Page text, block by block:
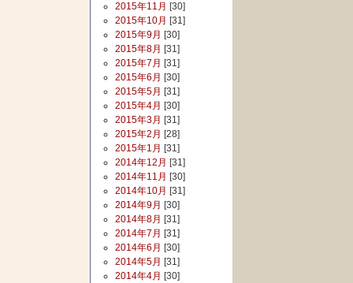
2015年11月 [30]
2015年10月 [31]
2015年9月 [30]
2015年8月 [31]
2015年7月 [31]
2015年6月 [30]
2015年5月 [31]
2015年4月 [30]
2015年3月 [31]
2015年2月 [28]
2015年1月 [31]
2014年12月 [31]
2014年11月 [30]
2014年10月 [31]
2014年9月 [30]
2014年8月 [31]
2014年7月 [31]
2014年6月 [30]
2014年5月 [31]
2014年4月 [30]